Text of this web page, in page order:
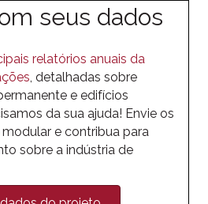
seus dados
relatórios anuais da
, detalhadas sobre
e edifícios
da sua ajuda! Envie os
e contribua para
sobre a indústria de